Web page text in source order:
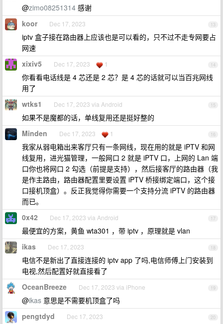
@zimo08251314 感谢
13
koor Dec 17, 2023
iptv 盒子接在路由器上应该也是可以看的，只不过不走专网要占
网速
14
xixiv5 Dec 17, 2023 1
你看看电话线是 4 芯还是 2 芯？是 4 芯的话就可以当百兆网线
用了
15
wtks1 Dec 17, 2023 via Android
如果不是魔都的话，单线复用还是挺好整的
16
Minden Dec 17, 2023 1
我家从弱电箱出来客厅只有一条网线，现在用的就是 iPTV 和网
线复用，进光猫管理，一般网口 2 就是 iPTV 口，上网的 Lan 端
口你也将网口 2 勾选（前提是支持），然后接客厅的路由器（我
是作主路由，路由器配置里要设置 iPTV 桥接绑定端口，这个接
口接机顶盒）。反正我觉得你需要一个支持分流 iPTV 的路由器
而已。
17
0x42 Dec 17, 2023 via Android
最便宜的方案，黄鱼 wta301 ，带 iptv ，原理就是 vlan
18
ikas Dec 17, 2023
电信不是新出了直接连接的 iptv app 了吗,电信师傅上门安装到
电视,然后配置好就直接看了
19
OceanBreeze Dec 17, 2023 via iPhone
@ikas 意思是不需要机顶盒了吗
20
pengtdyd Dec 17, 2023